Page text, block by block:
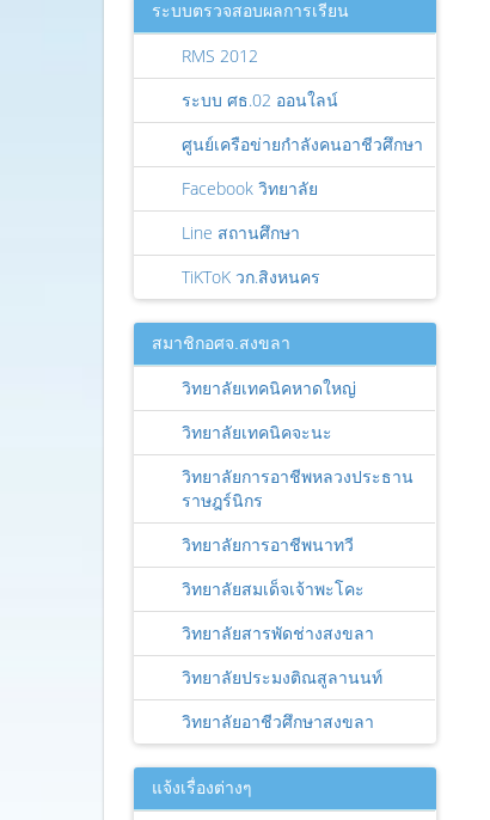
ระบบตรวจสอบผลการเรียน
RMS 2012
ระบบ ศธ.02 ออนใลน์
ศูนย์เครือข่ายกำลังคนอาชีวศึกษา
Facebook วิทยาลัย
Line สถานศึกษา
TiKToK วก.สิงหนคร
สมาชิกอศจ.สงขลา
วิทยาลัยเทคนิคหาดใหญ่
วิทยาลัยเทคนิคจะนะ
วิทยาลัยการอาชีพหลวงประธาน
ราษฎร์นิกร
วิทยาลัยการอาชีพนาทวี
วิทยาลัยสมเด็จเจ้าพะโคะ
วิทยาลัยสารพัดช่างสงขลา
วิทยาลัยประมงติณสูลานนท์
วิทยาลัยอาชีวศึกษาสงขลา
แจ้งเรื่องต่างๆ